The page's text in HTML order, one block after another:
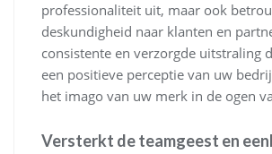
professionaliteit uit, maar ook
deskundigheid naar klanten en
consistente en verzorgde uitstraling
een positieve perceptie van uw
het imago van uw merk in de ogen
Versterkt de teamgeest en